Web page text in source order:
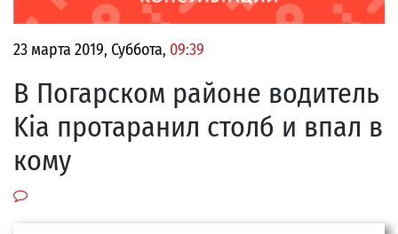
23 марта 2019, Суббота, 09:39
В Погарском районе водитель
Kia протаранил столб и впал в
кому